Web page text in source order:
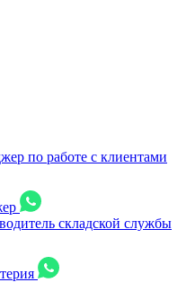
по работе с клиентами
складской службы